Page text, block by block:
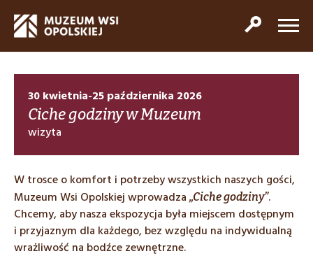
30 kwietnia-25 października 2026
Ciche godziny w Muzeum
wizyta
W trosce o komfort i potrzeby wszystkich naszych gości,
Muzeum Wsi Opolskiej wprowadza„Ciche godziny”.
Chcemy, aby nasza ekspozycja była miejscem dostępnym
i przyjaznym dla każdego, bez względu na indywidualną
wrażliwość na bodźce zewnętrzne.